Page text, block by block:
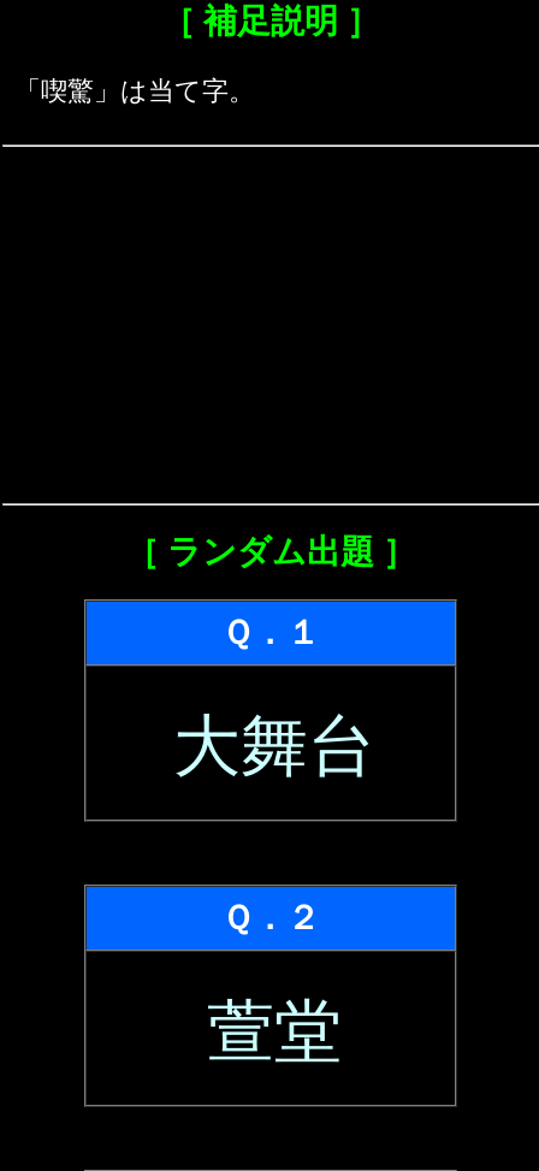
［ 補足説明 ］
「喫驚」は当て字。
［ ランダム出題 ］
Ｑ．１
大舞台
Ｑ．２
萱堂